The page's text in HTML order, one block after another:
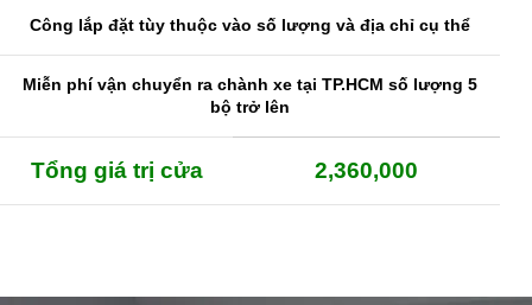
Công lắp đặt tùy thuộc vào số lượng và địa chỉ cụ thể
Miễn phí vận chuyển ra chành xe tại TP.HCM số lượng 5
bộ trở lên
Tổng giá trị cửa 2,360,000